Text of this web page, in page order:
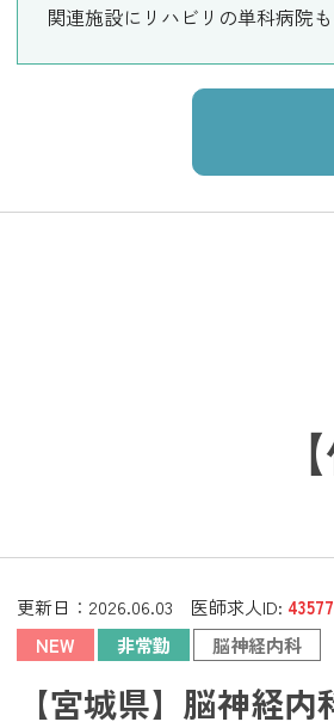
関連施設にリハビリの単科病院
更新日： 2026.06.03 医師求人ID: 43577
NEW
非常勤 脳神経内科
【宮城県】脳神経